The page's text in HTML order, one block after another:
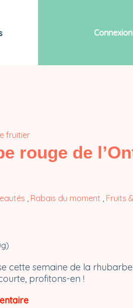
Connexion
fruitier
rouge de
, Rabais du moment , Fruits
cette semaine de la rhubarbe
profitons-en !